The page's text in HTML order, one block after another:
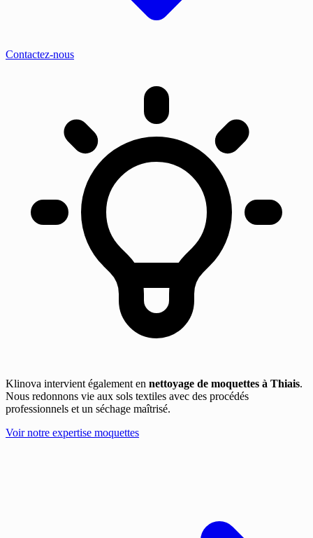
Contactez-nous
Klinova intervient également en nettoyage de moquettes à Thiais.
Nous redonnons vie aux sols textiles avec des procédés
professionnels et un séchage maîtrisé.
Voir notre expertise moquettes